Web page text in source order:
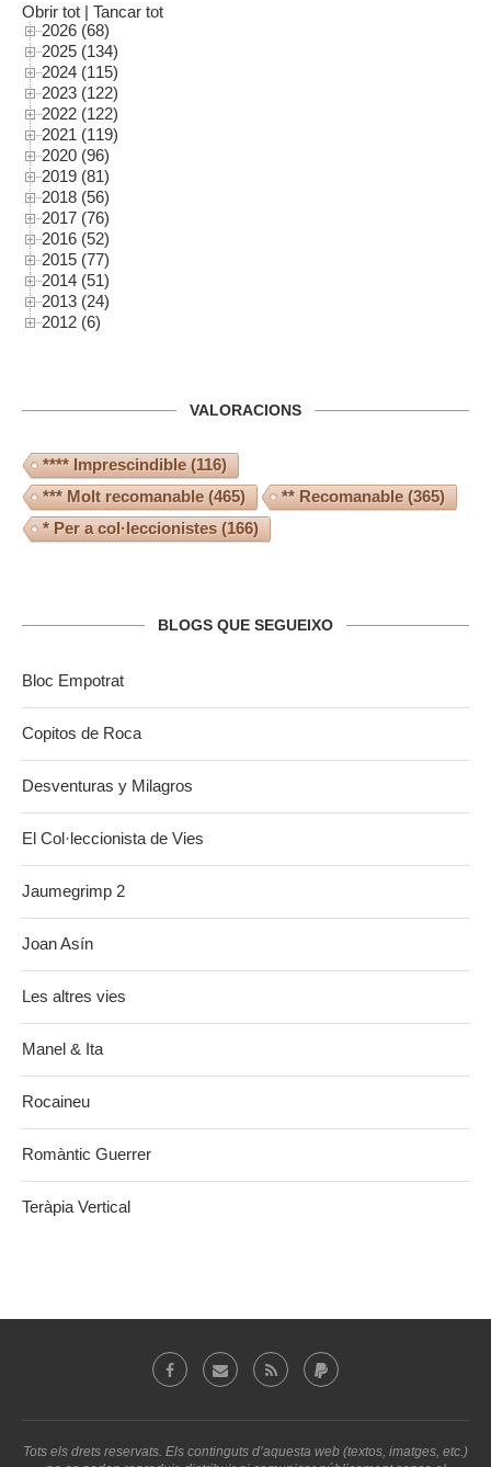
Obrir tot | Tancar tot
2026 (68)
2025 (134)
2024 (115)
2023 (122)
2022 (122)
2021 (119)
2020 (96)
2019 (81)
2018 (56)
2017 (76)
2016 (52)
2015 (77)
2014 (51)
2013 (24)
2012 (6)
VALORACIONS
**** Imprescindible(116)
*** Molt recomanable(465) ** Recomanable(365)
* Per a col·leccionistes (166)
BLOGS QUE SEGUEIXO
Bloc Empotrat
Copitos de Roca
Desventuras y Milagros
El Col·leccionista de Vies
Jaumegrimp 2
Joan Asín
Les altres vies
Manel & Ita
Rocaineu
Romàntic Guerrer
Teràpia Vertical
Tots els drets reservats. Els continguts d’aquesta web (textos, imatges, etc.)